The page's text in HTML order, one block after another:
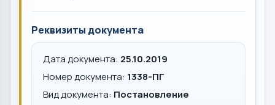
Реквизиты документа
Дата документа: 25.10.2019
Номер документа: 1338-ПГ
Вид документа: Постановление